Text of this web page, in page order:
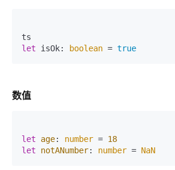
let isOk: boolean = true
数值
let age: number = 18
let
notANumber: number = NaN